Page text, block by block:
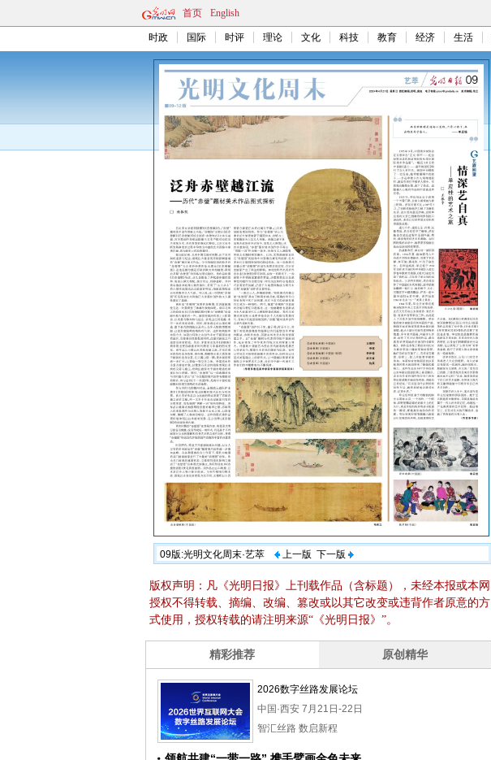
首页 English
时政 国际 时评 理论 文化 科技 教育 经济 生活
09版:光明文化周末·艺萃 上一版 下一版
版权声明：凡《光明日报》上刊载作品（含标题），未经本报或本网
授权不得转载、摘编、改编、篡改或以其它改变或违背作者原意的方
式使用，授权转载的请注明来源“《光明日报》”。